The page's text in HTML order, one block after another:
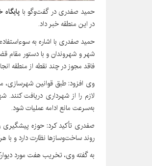
حمید صفدری در گفت‌وگو با
در این منطقه خبر داد.
حمید صفدری با اشاره به
شهر و شهروندان و با دستور مقام
فاقد مجوز در چند نقطه از منطقه
وی افزود: طبق قوانین شهرسازی،
لازم را از شهرداری دریافت
به‌سرعت مانع ادامه عملیات شود.
روند ساخت‌وسازها نظارت دارد و با
به گفته وی، تخریب هفت مورد